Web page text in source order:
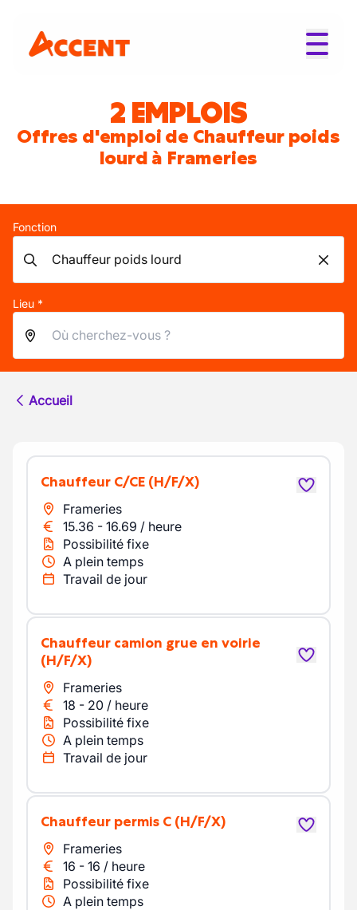
2 EMPLOIS
Offres d'emploi de Chauffeur poids
lourd à Frameries
Fonction
Lieu *
Accueil
chauffeur C/CE (H/F/X)
Frameries
15.36 - 16.69 / heure
Possibilité fixe
A plein temps
Travail de jour
chauffeur camion grue en voirie
(H/F/X)
Frameries
18 - 20 / heure
Possibilité fixe
A plein temps
Travail de jour
Chauffeur permis C (H/F/X)
Frameries
16 - 16 / heure
Possibilité fixe
A plein temps